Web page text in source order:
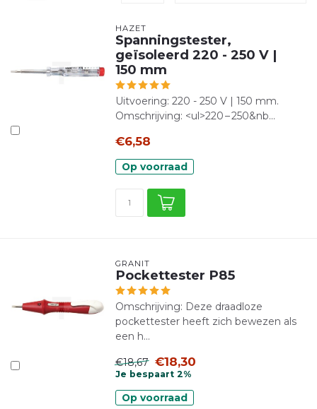
HAZET
Spanningstester,
geïsoleerd 220 - 250 V |
150 mm
Uitvoering: 220 - 250 V | 150 mm.
Omschrijving: <ul>220 – 250&nb...
€6,58
Op voorraad
GRANIT
Pockettester P85
Omschrijving: Deze draadloze
pockettester heeft zich bewezen als
een h...
€18,67 €18,30
Je bespaart 2%
Op voorraad